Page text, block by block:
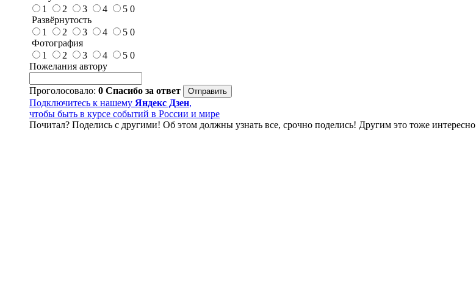
1
2 3 4 5 0
Развёрнутость
1
2 3 4 5 0
Фотография
1
2 3 4 5 0
Пожелания автору
Проголосовало: 0 Спасибо за ответ
Подключитесь к нашему Яндекс Дзен,
чтобы быть в курсе событий в России и мире
Почитал? Поделись с другими! Об этом должны узнать все, срочно поделись! Другим это тоже интересно